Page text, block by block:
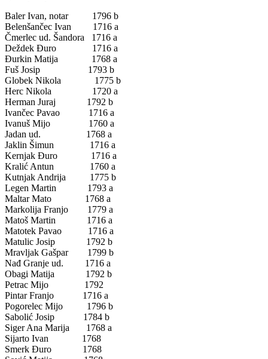
Baler Ivan, notar 1796 b
Belenšančec Ivan 1716 a
Čmerlec ud. Šandora 1716 a
Deždek Đuro 1716 a
Đurkin Matija 1768 a
Fuš Josip 1793 b
Globek Nikola 1775 b
Herc Nikola 1720 a
Herman Juraj 1792 b
Ivančec Pavao 1716 a
Ivanuš Mijo 1760 a
Jadan ud. 1768 a
Jaklin Šimun 1716 a
Kernjak Đuro 1716 a
Kralić Antun 1760 a
Kutnjak Andrija 1775 b
Legen Martin 1793 a
Maltar Mato 1768 a
Markolija Franjo 1779 a
Matoš Martin 1716 a
Matotek Pavao 1716 a
Matulic Josip 1792 b
Mravljak Gašpar 1799 b
Nađ Granje ud. 1716 a
Obagi Matija 1792 b
Petrac Mijo 1792
Pintar Franjo 1716 a
Pogorelec Mijo 1796 b
Sabolić Josip 1784 b
Siger Ana Marija 1768 a
Sijarto Ivan 1768
Smerk Đuro 1768